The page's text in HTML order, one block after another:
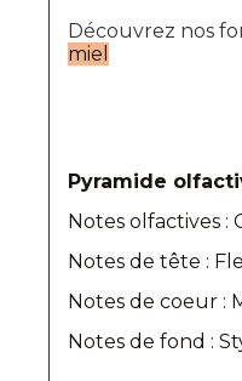
Découvrez nos
miel
Pyramide
Notes olfactives :
Notes de tête :
Notes de coeur :
Notes de fond :